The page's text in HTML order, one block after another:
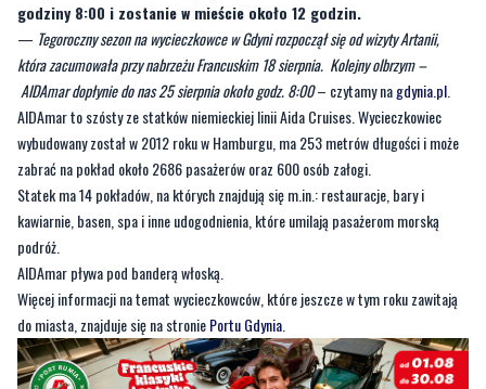
godziny 8:00 i zostanie w mieście około 12 godzin.
— Tegoroczny sezon na wycieczkowce w Gdyni rozpoczął się od wizyty Artanii,
która zacumowała przy nabrzeżu Francuskim 18 sierpnia. Kolejny olbrzym –
AIDAmar dopłynie do nas 25 sierpnia około godz. 8:00– czytamy nagdynia.pl
AIDAmar to szósty ze statków niemieckiej linii Aida Cruises. Wycieczkowiec
wybudowany został w 2012 roku w Hamburgu, ma 253 metrów długości i może
zabrać na pokład około 2686 pasażerów oraz 600 osób załogi.
Statek ma 14 pokładów, na których znajdują się m.in.: restauracje, bary i
kawiarnie, basen, spa i inne udogodnienia, które umilają pasażerom morską
podróż.
AIDAmar pływa pod banderą włoską.
Więcej informacji na temat wycieczkowców, które jeszcze w tym roku zawitają
do miasta, znajduje się na stroniePortu Gdynia